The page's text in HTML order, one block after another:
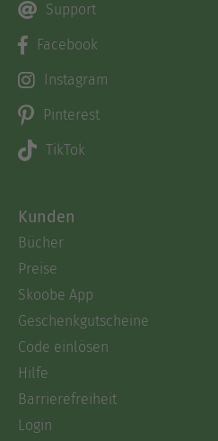
Support
Facebook
Instagram
Pinterest
TikTok
Kunden
Bücher
Preise
Skoobe App
Geschenkgutscheine
Code einlösen
Hilfe
Barrierefreiheit
Login